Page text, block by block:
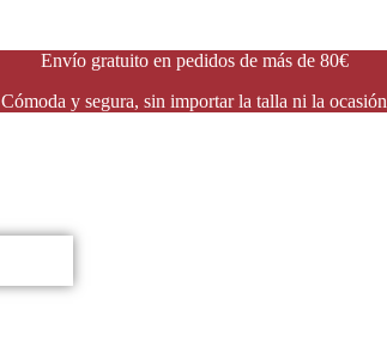
Envío gratuito en pedidos de más de 80€
Cómoda y segura, sin importar la talla ni la ocasión